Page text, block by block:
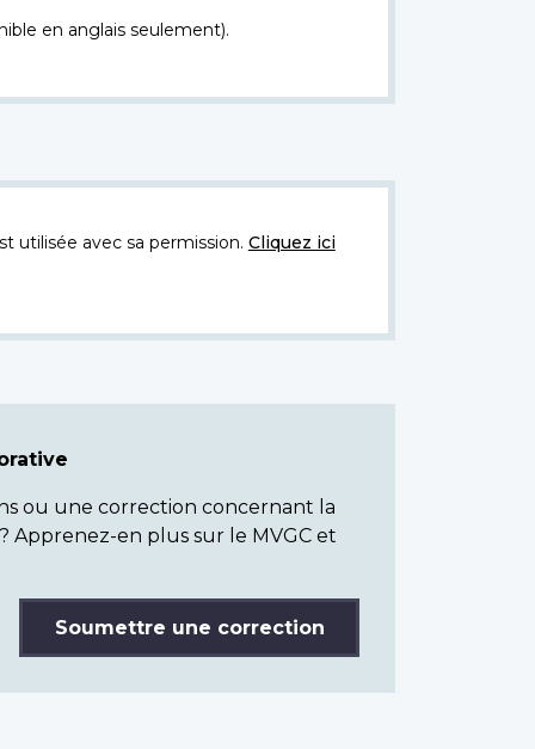
en anglais seulement).
utilisée avec sa permission. Cliquez ici
ou une correction concernant la
Apprenez-en plus sur le MVGC et
Soumettre une correction